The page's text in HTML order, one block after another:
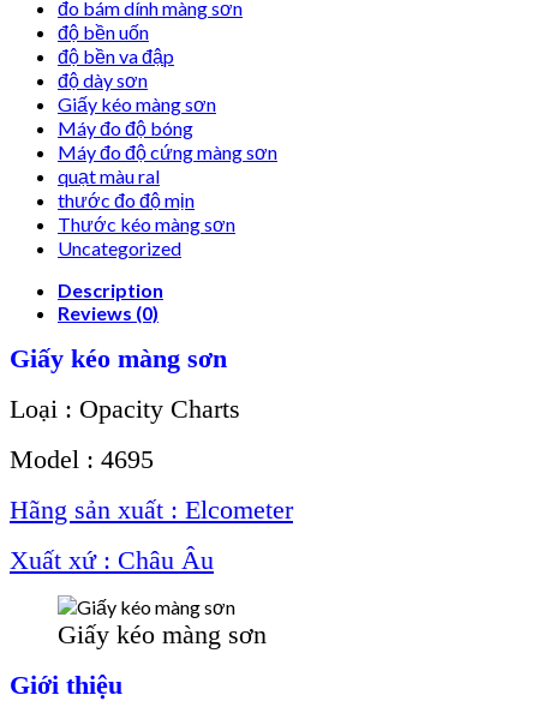
đo bám dính màng sơn
độ bền uốn
độ bền va đập
độ dày sơn
Giấy kéo màng sơn
Máy đo độ bóng
Máy đo độ cứng màng sơn
quạt màu ral
thước đo độ mịn
Thước kéo màng sơn
Uncategorized
Description
Reviews (0)
Giấy kéo màng sơn
Loại : Opacity Charts
Model : 4695
Hãng sản xuất : Elcometer
Xuất xứ : Châu Âu
Giấy kéo màng sơn
Giới thiệu